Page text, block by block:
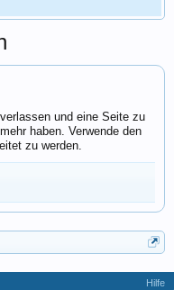
und eine Seite zu
haben. Verwende den
zu werden.
Hilfe